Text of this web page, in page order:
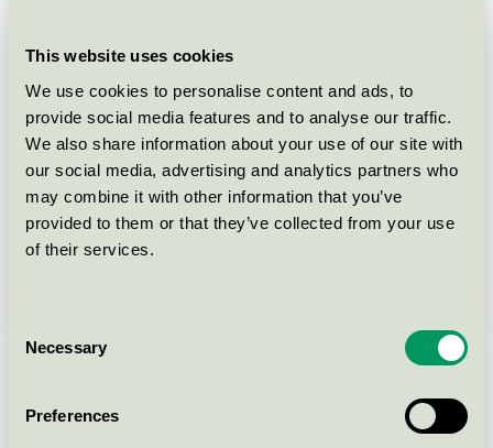
This website uses cookies
We use cookies to personalise content and ads, to
provide social media features and to analyse our traffic.
We also share information about your use of our site with
our social media, advertising and analytics partners who
may combine it with other information that you’ve
provided to them or that they’ve collected from your use
of their services.
Selection
Necessary
Preferences